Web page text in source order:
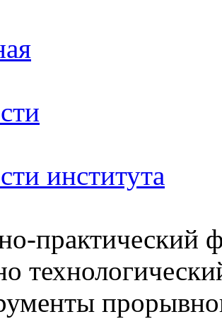
института
практический